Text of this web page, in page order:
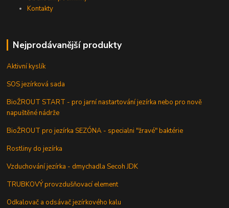
Kontakty
Nejprodávanější produkty
Aktivní kyslík
SOS jezírková sada
BioŽROUT START - pro jarní nastartování jezírka nebo pro nově
napuštěné nádrže
BioŽROUT pro jezírka SEZÓNA - specialni "žravé" baktérie
Rostliny do jezírka
Vzduchování jezírka - dmychadla Secoh JDK
TRUBKOVÝ provzdušňovací element
Odkalovač a odsávač jezírkového kalu